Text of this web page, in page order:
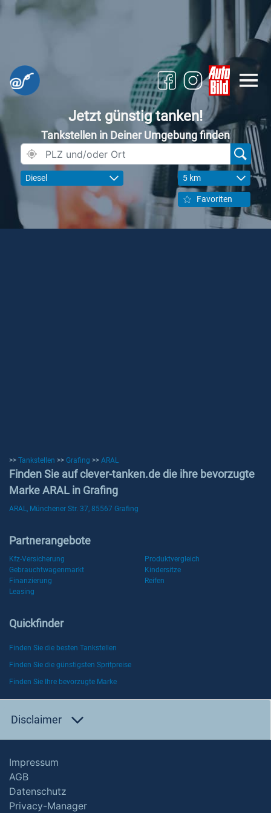
Jetzt günstig tanken!
Tankstellen in Deiner Umgebung finden
Diesel 5 km
Favoriten
>> Tankstellen >> Grafing >> ARAL
Finden Sie auf clever-tanken.de die ihre bevorzugte
Marke ARAL in Grafing
ARAL, Münchener Str. 37, 85567 Grafing
Partnerangebote
Kfz-Versicherung
Produktvergleich
Gebrauchtwagenmarkt
Kindersitze
Finanzierung
Reifen
Leasing
Quickfinder
Finden Sie die besten Tankstellen
Finden Sie die günstigsten Spritpreise
Finden Sie Ihre bevorzugte Marke
Disclaimer
Impressum
AGB
Datenschutz
Privacy-Manager